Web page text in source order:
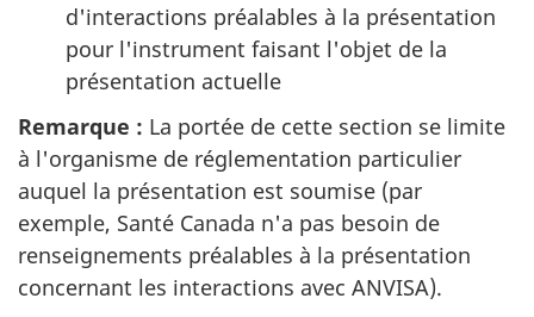
d'interactions préalables à la présentation
pour l'instrument faisant l'objet de la
présentation actuelle
Remarque : La portée de cette section se limite
à l'organisme de réglementation particulier
auquel la présentation est soumise (par
exemple, Santé Canada n'a pas besoin de
renseignements préalables à la présentation
concernant les interactions avec ANVISA).